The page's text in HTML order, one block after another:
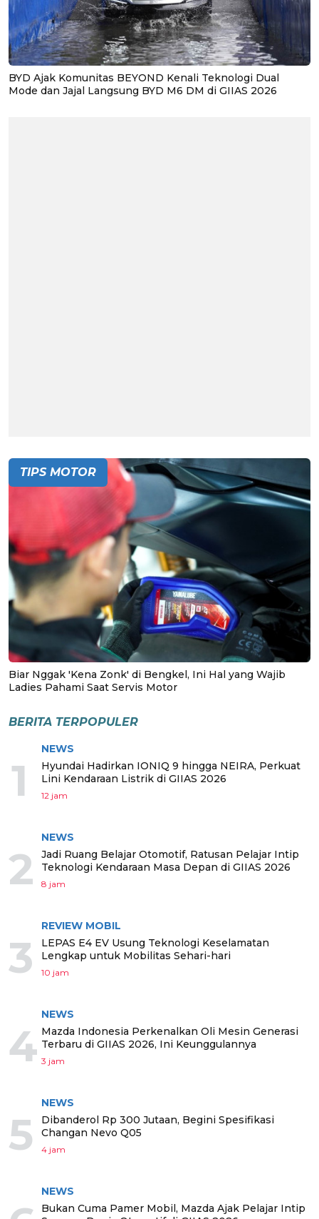
BYD Ajak Komunitas BEYOND Kenali Teknologi Dual
Mode dan Jajal Langsung BYD M6 DM di GIIAS 2026
TIPS MOTOR
Biar Nggak 'Kena Zonk' di Bengkel, Ini Hal yang Wajib
Ladies Pahami Saat Servis Motor
BERITA TERPOPULER
1
NEWS
Hyundai Hadirkan IONIQ 9 hingga NEIRA, Perkuat
Lini Kendaraan Listrik di GIIAS 2026
12 jam
2
NEWS
Jadi Ruang Belajar Otomotif, Ratusan Pelajar Intip
Teknologi Kendaraan Masa Depan di GIIAS 2026
8 jam
3
REVIEW MOBIL
LEPAS E4 EV Usung Teknologi Keselamatan
Lengkap untuk Mobilitas Sehari-hari
10 jam
4
NEWS
Mazda Indonesia Perkenalkan Oli Mesin Generasi
Terbaru di GIIAS 2026, Ini Keunggulannya
3 jam
5
NEWS
Dibanderol Rp 300 Jutaan, Begini Spesifikasi
Changan Nevo Q05
4 jam
NEWS
Bukan Cuma Pamer Mobil, Mazda Ajak Pelajar Intip